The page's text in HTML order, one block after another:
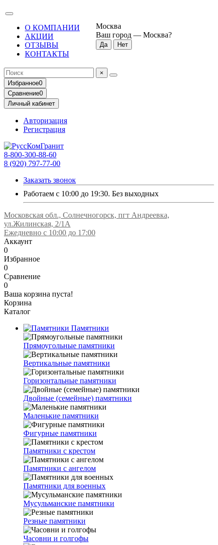
О КОМПАНИИ
АКЦИИ
ОТЗЫВЫ
КОНТАКТЫ
Москва
Ваш город — Москва?
×
Избранное0
Сравнение0
Личный кабинет
Авторизация
Регистрация
8-800-300-88-60
8 (920) 797-77-00
Заказать звонок
Работаем с 10:00 до 19:30. Без выходных
Московская обл., Солнечногорск, пгт Андреевка,
ул.Жилинская, 2/1А
Ежедневно с 10:00 до 17:00
Аккаунт
0
Избранное
0
Сравнение
0
Ваша корзина пуста!
Корзина
Каталог
Памятники
Прямоугольные памятники
Вертикальные памятники
Горизонтальные памятники
Двойные (семейные) памятники
Маленькие памятники
Фигурные памятники
Памятники с крестом
Памятники с ангелом
Памятники для военных
Мусульманские памятники
Резные памятники
Часовни и голгофы